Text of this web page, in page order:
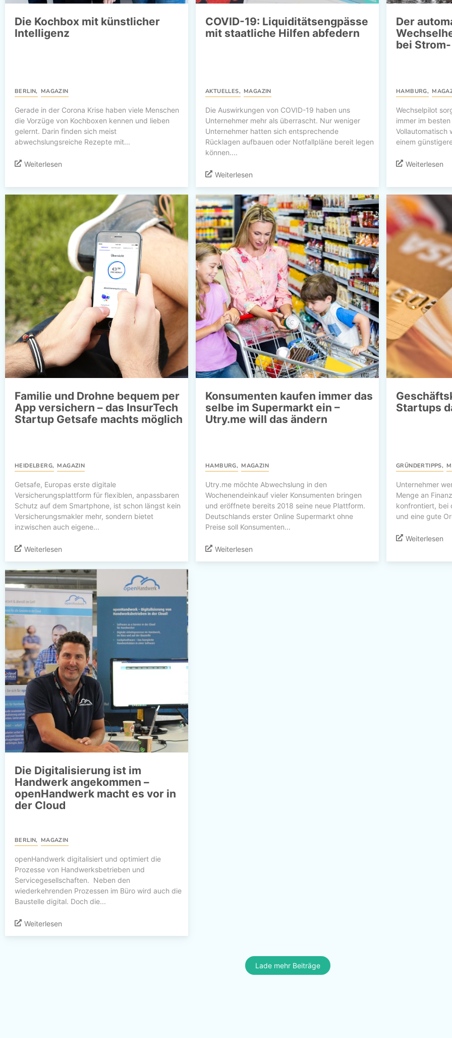
Die Kochbox mit künstlicher
Intelligenz
BERLIN, MAGAZIN
Gerade in der Corona Krise haben viele Menschen
die Vorzüge von Kochboxen kennen und lieben
gelernt. Darin finden sich meist
abwechslungsreiche Rezepte mit...
Weiterlesen
COVID-19: Liquiditätsengpässe
mit staatliche Hilfen abfedern
AKTUELLES, MAGAZIN
Die Auswirkungen von COVID-19 haben uns
Unternehmer mehr als überrascht. Nur weniger
Unternehmer hatten sich entsprechende
Rücklagen aufbauen oder Notfallpläne bereit legen
können....
Weiterlesen
Der
bei
HAMBURG,
Wechselpilot
immer im
Vollautomatisch
einem
Weiterlesen
Familie und Drohne bequem per
App versichern – das InsurTech
Startup Getsafe machts möglich
HEIDELBERG, MAGAZIN
Getsafe, Europas erste digitale
Versicherungsplattform für flexiblen, anpassbaren
Schutz auf dem Smartphone, ist schon längst kein
Versicherungsmakler mehr, sondern bietet
inzwischen auch eigene...
Weiterlesen
Konsumenten kaufen immer das
selbe im Supermarkt ein –
Utry.me will das ändern
HAMBURG, MAGAZIN
Utry.me möchte Abwechslung in den
Wochenendeinkauf vieler Konsumenten bringen
und eröffnete bereits 2018 seine neue Plattform.
Deutschlands erster Online Supermarkt ohne
Preise soll Konsumenten...
Weiterlesen
Startups
GRÜNDERTIPPS,
Unternehmer
Menge an
konfrontiert, bei
und eine gute
Weiterlesen
Die Digitalisierung ist im
Handwerk angekommen –
openHandwerk macht es vor in
der Cloud
BERLIN, MAGAZIN
openHandwerk digitalisiert und optimiert die
Prozesse von Handwerksbetrieben und
Servicegesellschaften. Neben den
wiederkehrenden Prozessen im Büro wird auch die
Baustelle digital. Doch die...
Weiterlesen
Lade mehr Beiträge